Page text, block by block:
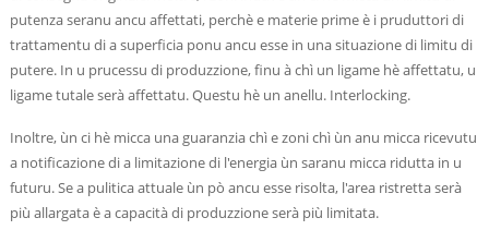
putenza seranu ancu affettati, perchè e materie prime è i pruduttori di
trattamentu di a superficia ponu ancu esse in una situazione di limitu di
putere. In u prucessu di produzzione, finu à chì un ligame hè affettatu, u
ligame tutale serà affettatu. Questu hè un anellu. Interlocking.
Inoltre, ùn ci hè micca una guaranzia chì e zoni chì ùn anu micca ricevutu
a notificazione di a limitazione di l'energia ùn saranu micca ridutta in u
futuru. Se a pulitica attuale ùn pò ancu esse risolta, l'area ristretta serà
più allargata è a capacità di produzzione serà più limitata.